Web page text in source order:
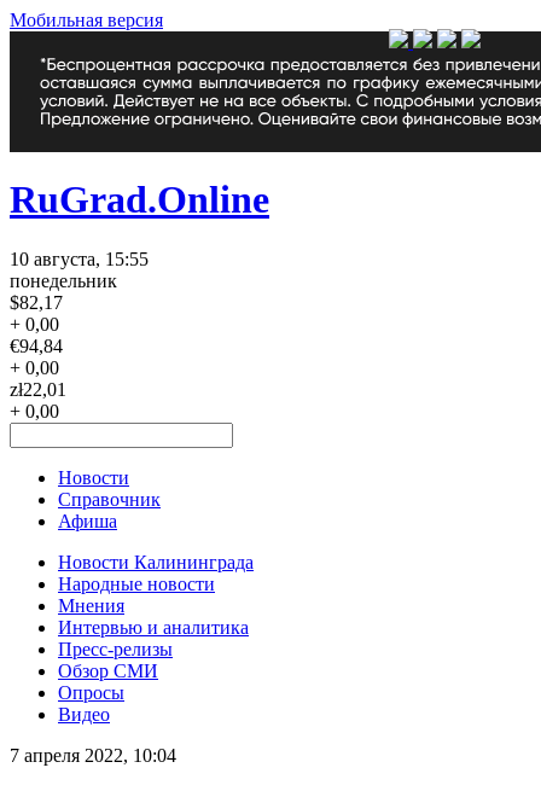
Мобильная версия
RuGrad.Online
10 августа, 15:55
понедельник
$82,17
+ 0,00
€94,84
+ 0,00
zł22,01
+ 0,00
Новости
Справочник
Афиша
Новости Калининграда
Народные новости
Мнения
Интервью и аналитика
Пресс-релизы
Обзор СМИ
Опросы
Видео
7 апреля 2022, 10:04